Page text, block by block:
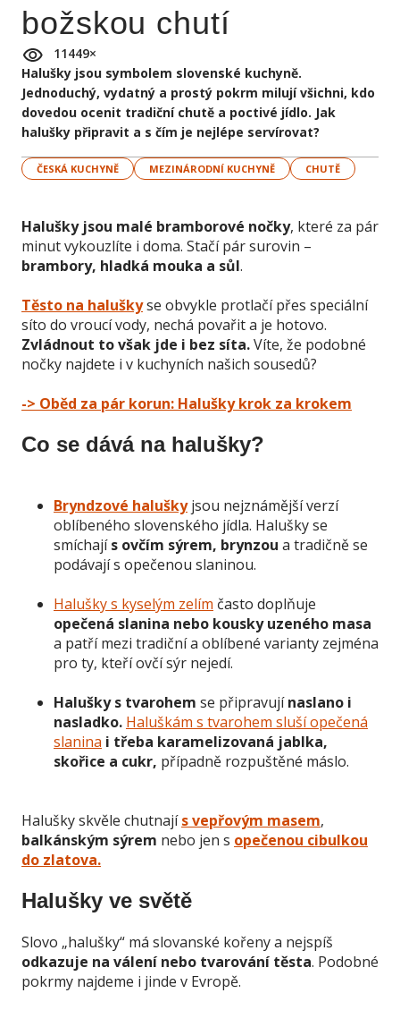
božskou chutí
11449×
Halušky jsou symbolem slovenské kuchyně.
Jednoduchý, vydatný a prostý pokrm milují všichni, kdo
dovedou ocenit tradiční chutě a poctivé jídlo. Jak
halušky připravit a s čím je nejlépe servírovat?
ČESKÁ KUCHYNĚ MEZINÁRODNÍ KUCHYNĚ CHUTĚ
Halušky jsou malé bramborové nočky, které za pár
minut vykouzlíte i doma. Stačí pár surovin –
brambory, hladká mouka a sůl.
Těsto na haluškyse obvykle protlačí přes speciální
síto do vroucí vody, nechá povařit a je hotovo.
Zvládnout to však jde i bez síta.Víte, že podobné
nočky najdete i v kuchyních našich sousedů?
-> Oběd za pár korun: Halušky krok za krokem
Co se dává na halušky?
Bryndzové haluškyjsou nejznámější verzí
oblíbeného slovenského jídla. Halušky se
smíchajís ovčím sýrem, brynzou a tradičně se
podávají s opečenou slaninou.
Halušky s kyselým zelím často doplňuje
opečená slanina nebo kousky uzeného masa
a patří mezi tradiční a oblíbené varianty zejména
pro ty, kteří ovčí sýr nejedí.
Halušky s tvarohem se připravujínaslano i
nasladko. Haluškám s tvarohem sluší opečená
slanina i třeba karamelizovaná jablka,
skořice a cukr, případně rozpuštěné máslo.
Halušky skvěle chutnajís vepřovým masem,
balkánským sýrem nebo jen s opečenou cibulkou
do zlatova.
Halušky ve světě
Slovo „halušky“ má slovanské kořeny a nejspíš
odkazuje na válení nebo tvarování těsta. Podobné
pokrmy najdeme i jinde v Evropě.